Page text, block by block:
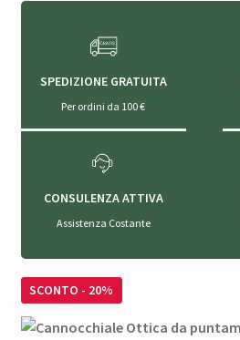
SPEDIZIONE GRATUITA
Per ordini da 100 €
CONSULENZA ATTIVA
Assistenza Costante
SCONTO - 20%